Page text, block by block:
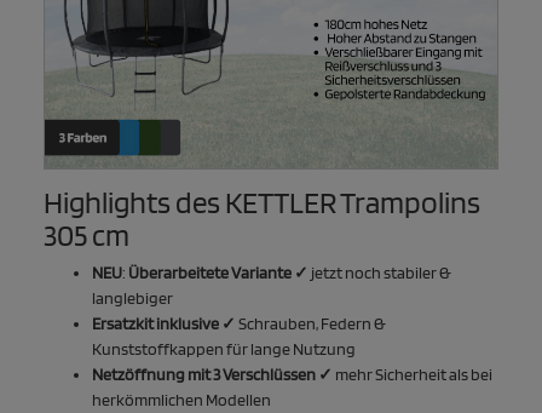
Highlights des KETTLER Trampolins
305 cm
NEU: Überarbeitete Variante ✓ jetzt noch stabiler &
langlebiger
Ersatzkit inklusive ✓ Schrauben, Federn &
Kunststoffkappen für lange Nutzung
Netzöffnung mit 3 Verschlüssen ✓ mehr Sicherheit als bei
herkömmlichen Modellen